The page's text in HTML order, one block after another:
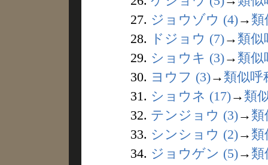
27. ジョウゾウ (4)→ 類
28.
ドジョウ (7)→ 類似
29. ショウキ (3)→ 類似
30. ヨウフ (3)→ 類似呼
31. ショウネ (17)→ 類
32. テンジョウ (3)→ 類
33. シンショウ (2)→ 類
34. ジョウゲン (5)→ 類